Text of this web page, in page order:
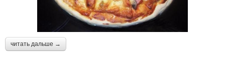
читать дальше →